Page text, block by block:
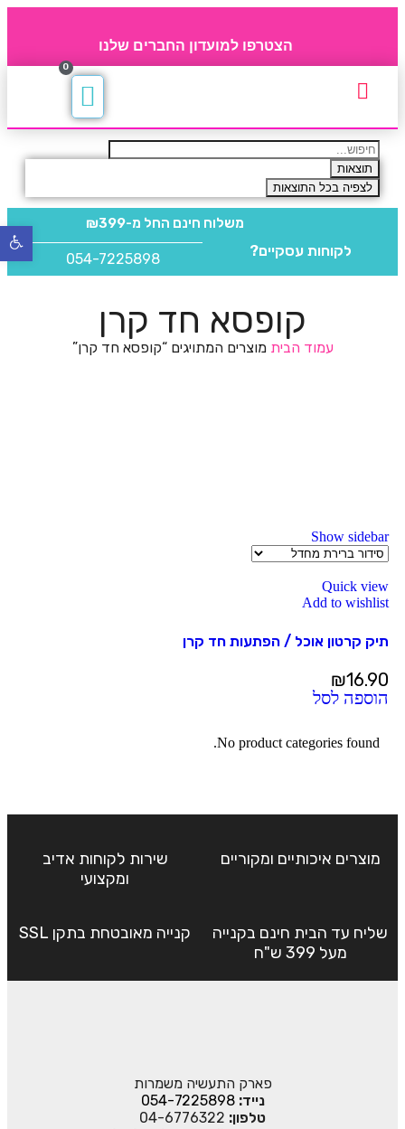
הצטרפו למועדון החברים שלנו
0
תוצאות
לצפיה בכל התוצאות
משלוח חינם החל מ-₪399
לקוחות עסקיים? 054-7225898
קופסא חד קרן
עמוד הביתמוצרים המתויגים “קופסא חד קרן”
Show sidebar
Quick view
Add to wishlist
תיק קרטון אוכל / הפתעות חד קרן
₪16.90
הוספה לסל
No product categories found.
מוצרים איכותיים ומקוריים
שירות לקוחות אדיב
ומקצועי
שליח עד הבית חינם בקנייה
מעל 399 ש"ח
קנייה מאובטחת בתקן SSL
פארק התעשיה משמרות
נייד:054-7225898
טלפון: 04-6776322
פתח